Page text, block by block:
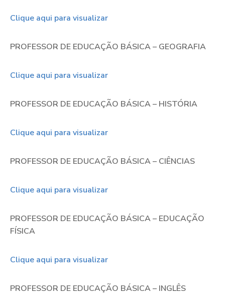
Clique aqui para visualizar
PROFESSOR DE EDUCAÇÃO BÁSICA – GEOGRAFIA
Clique aqui para visualizar
PROFESSOR DE EDUCAÇÃO BÁSICA – HISTÓRIA
Clique aqui para visualizar
PROFESSOR DE EDUCAÇÃO BÁSICA – CIÊNCIAS
Clique aqui para visualizar
PROFESSOR DE EDUCAÇÃO BÁSICA – EDUCAÇÃO
FÍSICA
Clique aqui para visualizar
PROFESSOR DE EDUCAÇÃO BÁSICA – INGLÊS